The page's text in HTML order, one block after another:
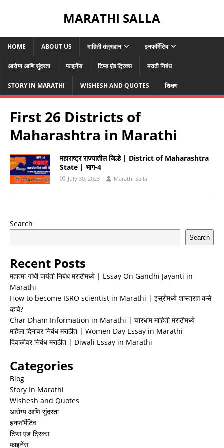
MARATHI SALLA
HOME ABOUT US माहिती तंत्रज्ञान इनफॉर्मेटिव
आरोग्य आणि सुंदरता फाइनेंस टिप्स एंड ट्रिक्स मराठी निबंध
STORY IN MARATHI WISHESH AND QUOTES शिक्षण
First 26 Districts of
Maharashtra in Marathi
महाराष्ट्र राज्यातील जिल्हे | District of Maharashtra
State | भाग-4
July 30, 2023 Marathi Salla
Search
Search
Recent Posts
महात्मा गांधी जयंती निबंध मराठीमध्ये | Essay On Gandhi Jayanti in
Marathi
How to become ISRO scientist in Marathi | इस्रोमध्ये शास्त्रज्ञ कसे
व्हावे?
Char Dham Information in Marathi | चारधाम माहिती मराठीमध्ये
महिला दिनावर निबंध मराठीत | Women Day Essay in Marathi
दिवाळीवर निबंध मराठीत | Diwali Essay in Marathi
Categories
Blog
Story In Marathi
Wishesh and Quotes
आरोग्य आणि सुंदरता
इनफॉर्मेटिव
टिप्स एंड ट्रिक्स
फाइनेंस